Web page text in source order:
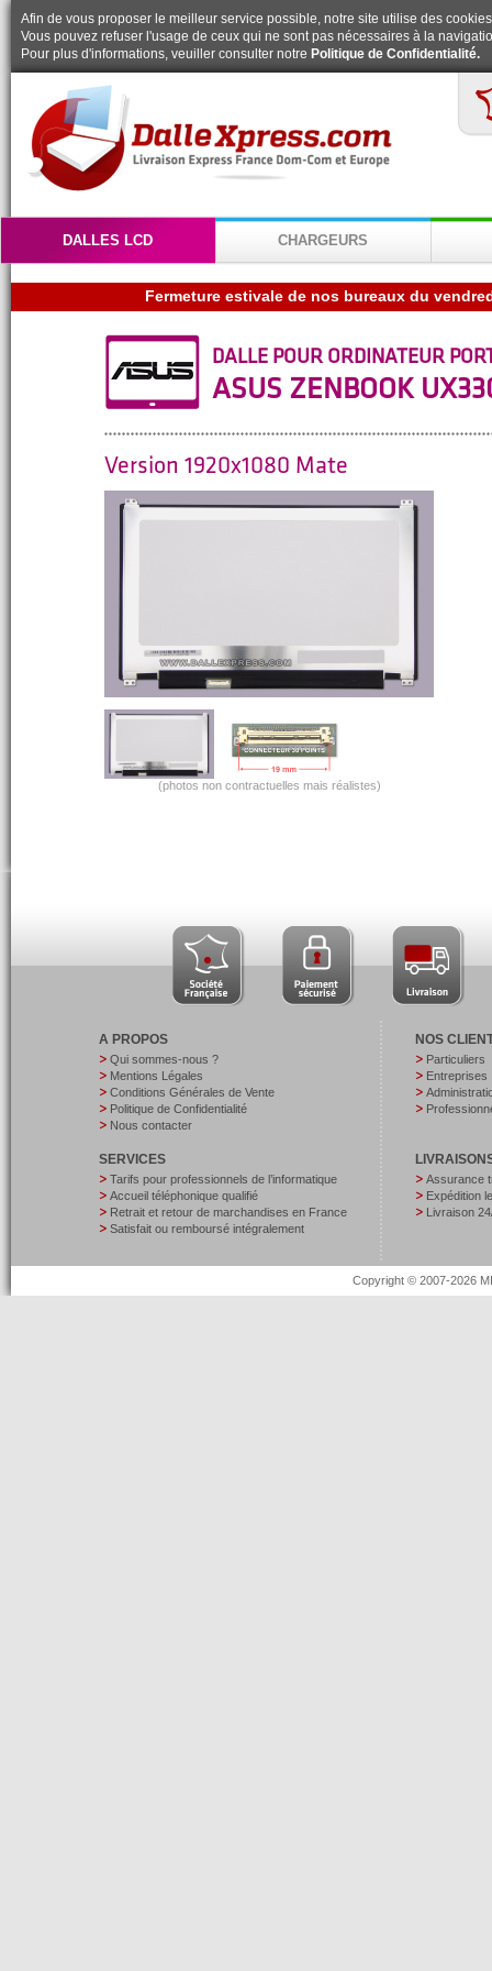
Afin de vous proposer le meilleur service possible, notre site utilise des
Vous pouvez refuser l'usage de ceux qui ne sont pas nécessaires à la
Pour plus d'informations, veuiller consulter notre Politique de Confidentialité.
DALLES LCD CHARGEURS
DALLE POUR ORDINATEUR
ASUS ZENBOOK
Version 1920x1080 Mate
(photos non contractuelles mais réalistes)
A PROPOS
Qui sommes-nous ?
Mentions Légales
Conditions Générales de Vente
Politique de Confidentialité
Nous contacter
SERVICES
Tarifs pour professionnels de l’informatique
Accueil téléphonique qualifié
Retrait et retour de marchandises en France
Satisfait ou remboursé intégralement
NOS
Particuliers
Entreprises
Assurance
Expédition
Livraison
Copyright © 2007-2026